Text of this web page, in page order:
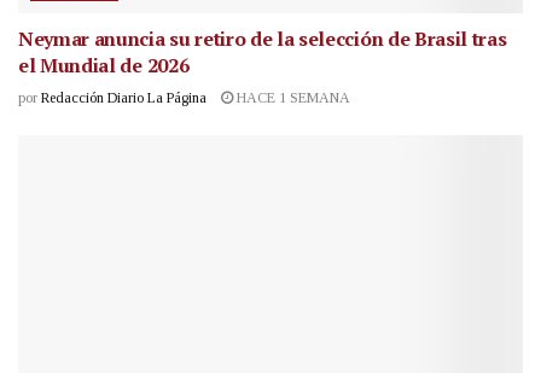
Neymar anuncia su retiro de la selección de Brasil tras
el Mundial de 2026
por Redacción Diario La Página HACE 1 SEMANA